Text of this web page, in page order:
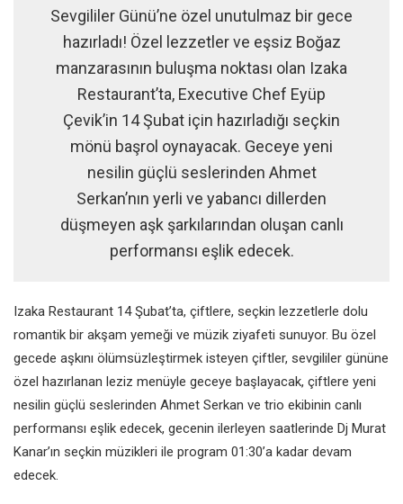
Sevgililer Günü’ne özel unutulmaz bir gece
hazırladı! Özel lezzetler ve eşsiz Boğaz
manzarasının buluşma noktası olan Izaka
Restaurant’ta, Executive Chef Eyüp
Çevik’in 14 Şubat için hazırladığı seçkin
mönü başrol oynayacak. Geceye yeni
nesilin güçlü seslerinden Ahmet
Serkan’nın yerli ve yabancı dillerden
düşmeyen aşk şarkılarından oluşan canlı
performansı eşlik edecek.
Izaka Restaurant 14 Şubat’ta, çiftlere, seçkin lezzetlerle dolu
romantik bir akşam yemeği ve müzik ziyafeti sunuyor. Bu özel
gecede aşkını ölümsüzleştirmek isteyen çiftler, sevgililer gününe
özel hazırlanan leziz menüyle geceye başlayacak, çiftlere yeni
nesilin güçlü seslerinden Ahmet Serkan ve trio ekibinin canlı
performansı eşlik edecek, gecenin ilerleyen saatlerinde Dj Murat
Kanar’ın seçkin müzikleri ile program 01:30’a kadar devam
edecek.